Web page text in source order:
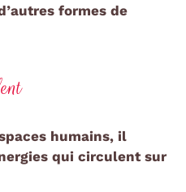
formes de
humains, il
qui circulent sur